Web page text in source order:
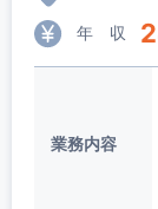
年 収
業務内容